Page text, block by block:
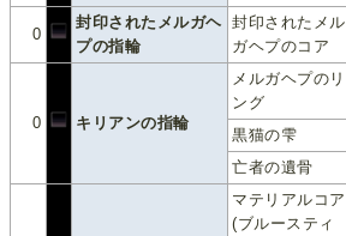
0
封印されたメルガヘ
プの指輪
封印されたメル
ガヘプのコア
0 キリアンの指輪
メルガヘプのリ
ング
黒猫の雫
亡者の遺骨
マテリアルコア
(ブルースティ